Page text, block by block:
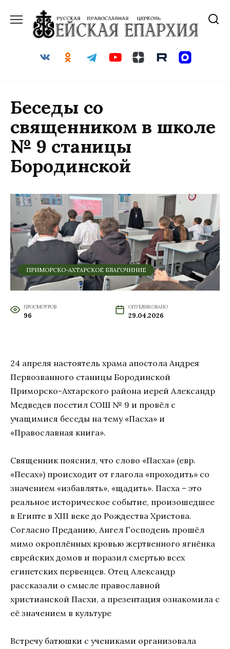
содержанию
Беседы со
священником в школе
№ 9 станицы
Бородинской
ПРИМОРСКО-АХТАРСКОЕ БЛАГОЧИНИЕ
ПРОСМОТРОВ
96
ОПУБЛИКОВАНО
29.04.2026
24 апреля настоятель храма апостола Андрея
Первозванного станицы Бородинской
Приморско-Ахтарского района иерей Александр
Медведев посетил СОШ № 9 и провёл с
учащимися беседы на тему «Пасха» и
«Православная книга».
Священник пояснил, что слово «Пасха» (евр.
«Песах») происходит от глагола «проходить» со
значением «избавлять», «щадить». Пасха – это
реальное историческое событие, произошедшее
в Египте в XIII веке до Рождества Христова.
Согласно Преданию, Ангел Господень прошёл
мимо окроплённых кровью жертвенного ягнёнка
еврейских домов и поразил смертью всех
египетских первенцев. Отец Александр
рассказали о смысле православной
христианской Пасхи, а презентация ознакомила с
её значением в культуре
Встречу батюшки с учениками организовала